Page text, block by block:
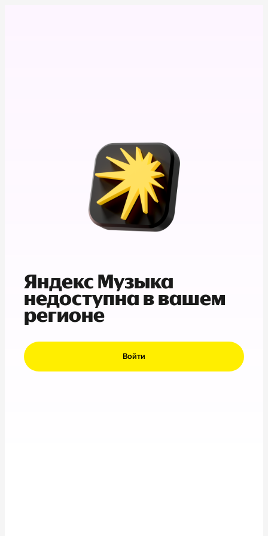
Яндекс Музыка
недоступна в вашем
регионе
Войти